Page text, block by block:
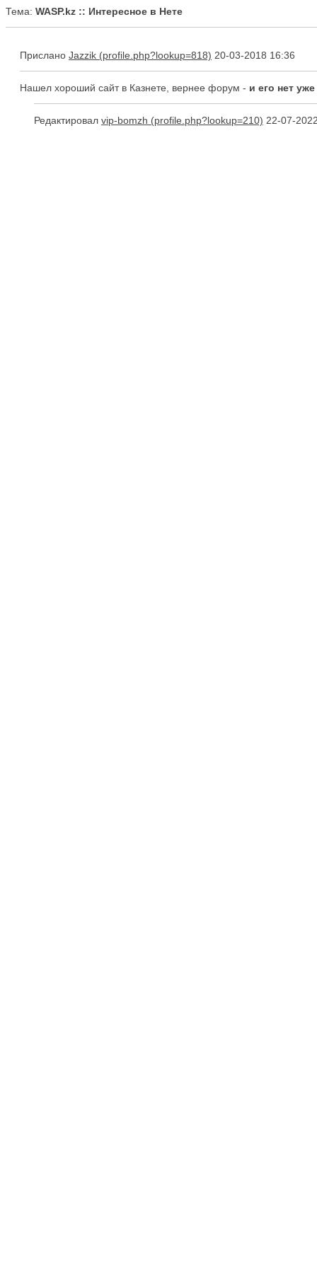
Тема: WASP.kz :: Интересное в Нете
Прислано Jazzik 20-03-2018 16:36
Нашел хороший сайт в Казнете, вернее форум - и его нет уже
Редактировал vip-bomzh 22-07-